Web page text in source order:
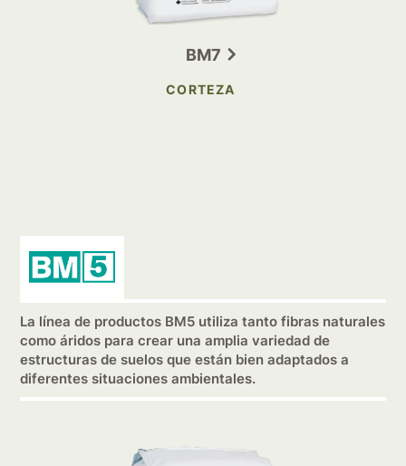
BM7
CORTEZA
La línea de productos BM5 utiliza tanto fibras naturales
como áridos para crear una amplia variedad de
estructuras de suelos que están bien adaptados a
diferentes situaciones ambientales.